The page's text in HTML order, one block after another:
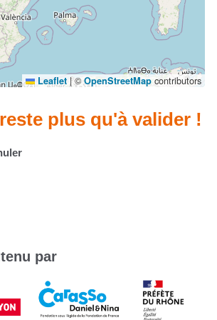
Leaflet |©OpenStreetMap contributors
plus qu'à valider !
par